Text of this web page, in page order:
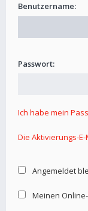
Benutzername:
Passwort:
Ich habe mein
Die Aktivierungs-
Angemeldet
Meinen